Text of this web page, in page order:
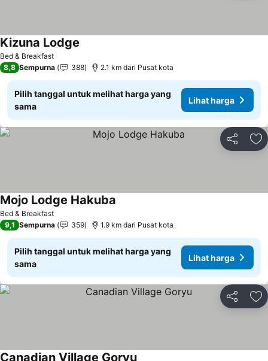
Bed & Breakfast
Kizuna Lodge
8,8 Sempurna 388 2.1 km dari Pusat kota
Pilih tanggal untuk melihat harga yang
sama
Lihat harga
Bagikan
Bed & Breakfast
Mojo Lodge Hakuba
9,1 Sempurna 359 1.9 km dari Pusat kota
Pilih tanggal untuk melihat harga yang
sama
Lihat harga
Bagikan
Canadian Village Goryu